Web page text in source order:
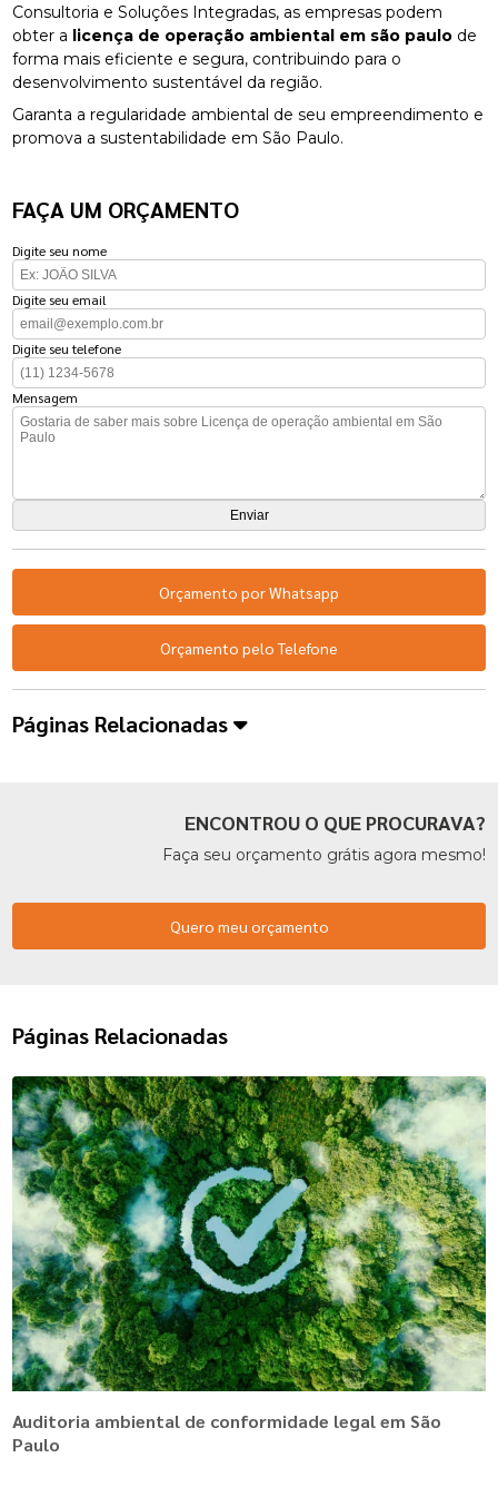
Consultoria e Soluções Integradas, as empresas podem
obter a licença de operação ambiental em são paulo de
forma mais eficiente e segura, contribuindo para o
desenvolvimento sustentável da região.
Garanta a regularidade ambiental de seu empreendimento e
promova a sustentabilidade em São Paulo.
FAÇA UM ORÇAMENTO
Digite seu nome
Digite seu email
Digite seu telefone
Mensagem
Orçamento por Whatsapp
Orçamento pelo Telefone
Páginas Relacionadas
ENCONTROU O QUE PROCURAVA?
Faça seu orçamento grátis agora mesmo!
Quero meu orçamento
Páginas Relacionadas
Auditoria ambiental de conformidade legal em São
Paulo